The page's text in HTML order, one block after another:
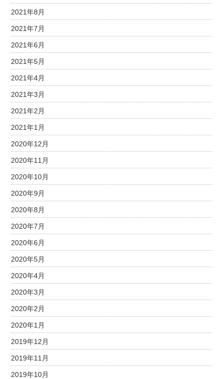
2021年8月
2021年7月
2021年6月
2021年5月
2021年4月
2021年3月
2021年2月
2021年1月
2020年12月
2020年11月
2020年10月
2020年9月
2020年8月
2020年7月
2020年6月
2020年5月
2020年4月
2020年3月
2020年2月
2020年1月
2019年12月
2019年11月
2019年10月